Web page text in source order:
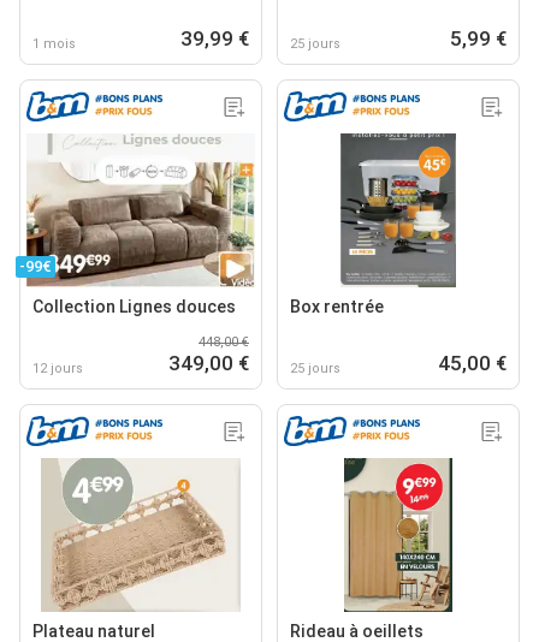
1 mois 39,99 € 25 jours 5,99 €
-99€
Collection Lignes douces
12 jours
448,00 €
349,00 €
Box rentrée
25 jours 45,00 €
Plateau naturel Rideau à oeillets